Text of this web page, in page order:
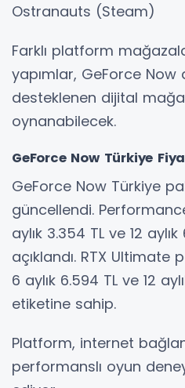
Ostranauts (Steam)
Farklı platform
yapımlar, GeForce
desteklenen dijital
oynanabilecek.
GeForce Now Türkiye
GeForce Now Türkiye
güncellendi.
aylık 3.354 TL ve 12
açıklandı. RTX Ultimate
6 aylık 6.594 TL ve 12
etiketine sahip.
Platform, internet
performanslı oyun